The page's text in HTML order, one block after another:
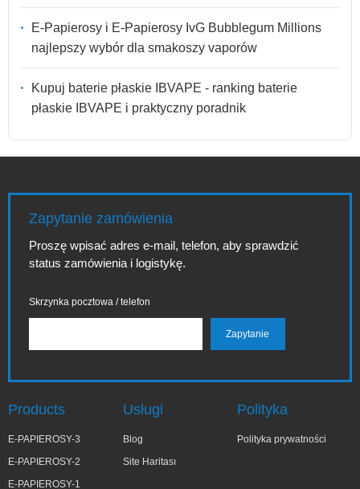
E-Papierosy i E-Papierosy IvG Bubblegum Millions
najlepszy wybór dla smakoszy vaporów
Kupuj baterie płaskie IBVAPE - ranking baterie
płaskie IBVAPE i praktyczny poradnik
Zapytanie zamówienia
Proszę wpisać adres e-mail, telefon, aby sprawdzić
status zamówienia i logistykę.
Skrzynka pocztowa / telefon
Products
E-PAPIEROSY-3
E-PAPIEROSY-2
E-PAPIEROSY-1
Usługi
Blog
Site Haritası
Polityka
Polityka prywatności